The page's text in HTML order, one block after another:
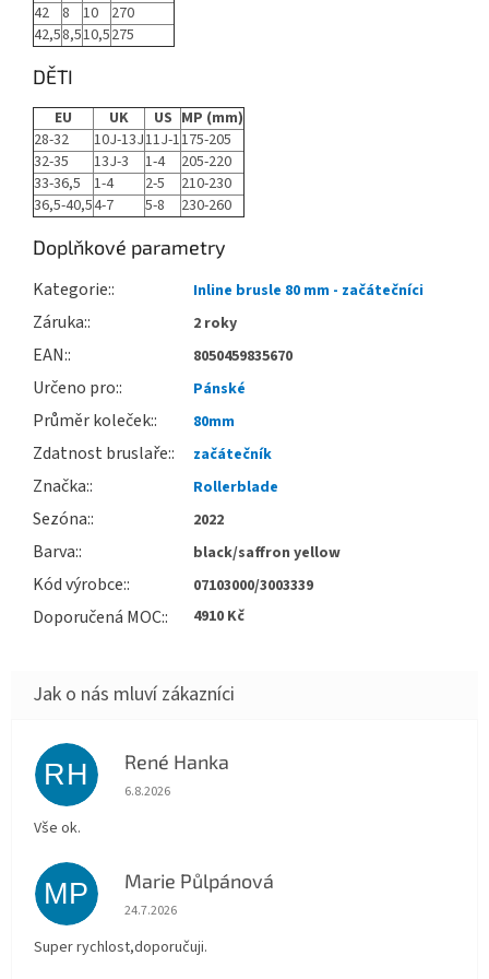
42 8 10
270
42,58,510,5275
DĚTI
EU UK US MP (mm)
28-32
10J-13J11J-1175-205
32-35
13J-3 1-4
205-220
33-36,5
1-4 2-5
210-230
36,5-40,54-7 5-8 230-260
Doplňkové parametry
Kategorie: Inline brusle 80 mm - začátečníci
Záruka: 2 roky
EAN: 8050459835670
Určeno pro: Pánské
Průměr koleček: 80mm
Zdatnost bruslaře: začátečník
Značka: Rollerblade
Sezóna: 2022
Barva: black/saffron yellow
Kód výrobce: 07103000/3003339
Doporučená MOC: 4910 Kč
RH René Hanka
Hodnocení obchodu je 5 z 5 hvězdiček.
6.8.2026
Vše ok.
MP Marie Půlpánová
Hodnocení obchodu je 5 z 5 hvězdiček.
24.7.2026
Super rychlost,doporučuji.